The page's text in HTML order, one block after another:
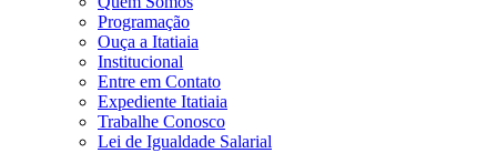
Programação
Ouça a Itatiaia
Institucional
Entre em Contato
Expediente Itatiaia
Trabalhe Conosco
Lei de Igualdade Salarial